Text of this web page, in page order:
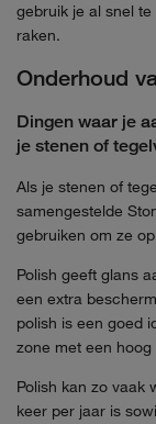
gebruik je al snel
raken.
Onderhoud
Dingen waar je
je stenen of
Als je stenen of
samengestelde
gebruiken om ze
Polish geeft glans
een extra
polish is een goed
zone met een
Polish kan zo vaak
keer per jaar is